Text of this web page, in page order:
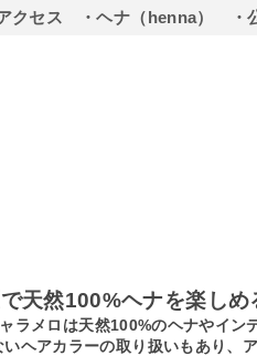
クセス ・ヘナ（henna） ・
天然100%ヘナを楽し
メロは天然100%のヘナやイン
いヘアカラーの取り扱いもあり、